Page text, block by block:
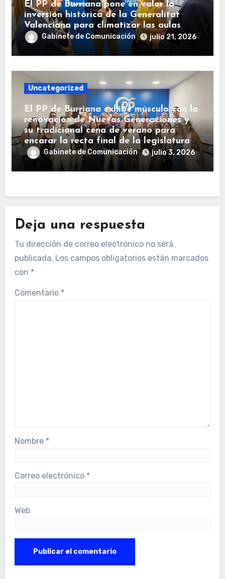
El PP de Burriana pone en valor la
inversión histórica de la Generalitat
Valenciana para climatizar las aulas
Gabinete de Comunicación julio 21, 2026
Uncategorized
El PP de Burriana exhibe músculo con la
renovación de Nuevas Generaciones y
su tradicional cena de verano para
encarar la recta final de la legislatura
Gabinete de Comunicación julio 3, 2026
Deja una respuesta
Tu dirección de correo electrónico no será
publicada. Los campos obligatorios están marcados
con *
Comentario *
Nombre *
Correo electrónico *
Web